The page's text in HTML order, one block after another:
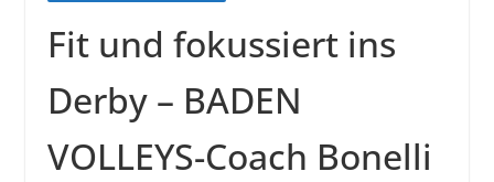
Fit und fokussiert ins
Derby – BADEN
VOLLEYS-Coach Bonelli